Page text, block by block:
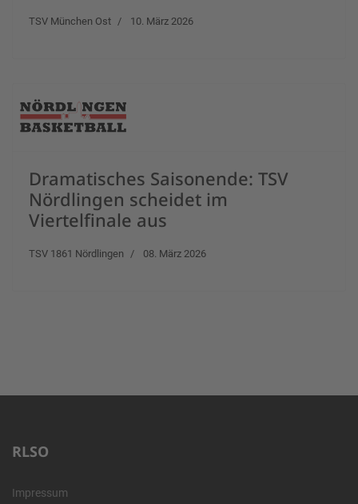
TSV München Ost 10. März 2026
Dramatisches Saisonende: TSV
Nördlingen scheidet im
Viertelfinale aus
TSV 1861 Nördlingen 08. März 2026
RLSO
Impressum